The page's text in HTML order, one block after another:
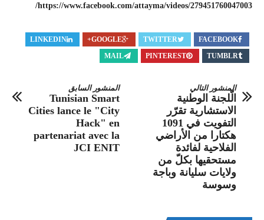
https://www.facebook.com/attayma/videos/279451760047003/
FACEBOOK
TWITTER
GOOGLE+
LINKEDIN
TUMBLR
PINTEREST
MAIL
المنشور السابق
Tunisian Smart
Cities lance le "City
Hack" en
partenariat avec la
JCI ENIT
المنشور التالي
الّلجنة الوطنية
الاستشارية تقرّر
التفويت في 1091
هكتارا من الأراضي
الفلاحية لفائدة
مستحقيها بكلّ من
ولايات سليانة وباجة
وسوسة